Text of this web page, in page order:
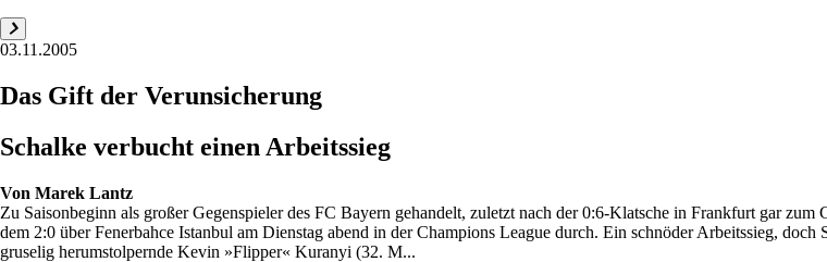
03.11.2005
Das Gift der Verunsicherung
Schalke verbucht einen Arbeitssieg
Von Marek Lantz
Zu Saisonbeginn als großer Gegenspieler des FC Bayern gehandelt, zuletzt nach der 0:6-Klatsche in Frankfurt gar
dem 2:0 über Fenerbahce Istanbul am Dienstag abend in der Champions League durch. Ein schnöder Arbeitssieg,
gruselig herumstolpernde Kevin »Flipper« Kuranyi (32. M...